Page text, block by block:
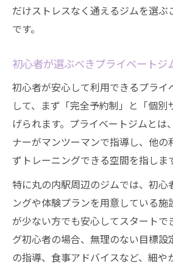
だけストレスなく通えるジムを選ぶ
です。
初心者が選ぶべきプライベートジ
初心者が安心して利用できるプライ
して、まず「完全予約制」と「個別
げられます。プライベートジムとは
ナーがマンツーマンで指導し、他の
ずトレーニングできる空間を指しま
特に丸の内駅周辺のジムでは、初心
ングや体験プランを用意している
が少ない方でも安心してスタートで
グ初心者の場合、無理のない目標設
の指導、食事アドバイスなど、細や